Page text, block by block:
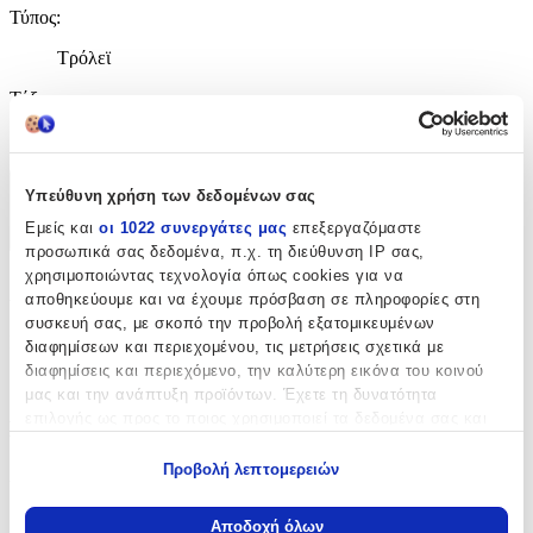
Υπεύθυνη χρήση των δεδομένων σας
Εμείς και οι 1022 συνεργάτες μας επεξεργαζόμαστε
προσωπικά σας δεδομένα, π.χ. τη διεύθυνση IP σας,
χρησιμοποιώντας τεχνολογία όπως cookies για να
αποθηκεύουμε και να έχουμε πρόσβαση σε πληροφορίες στη
συσκευή σας, με σκοπό την προβολή εξατομικευμένων
διαφημίσεων και περιεχομένου, τις μετρήσεις σχετικά με
διαφημίσεις και περιεχόμενο, την καλύτερη εικόνα του κοινού
μας και την ανάπτυξη προϊόντων. Έχετε τη δυνατότητα
Να συλλέξουμε πληροφορίες σχετικά με τη γεωγραφική
Προβολή λεπτομερειών
Αποδοχή όλων
Τύπος:
Τρόλεϊ
Τάξη
Χαρακτηριστικά
Χαρακτηριστικά
Κατασκευαστής:
Back Me Up
Βασικά Χαρακτηριστικά